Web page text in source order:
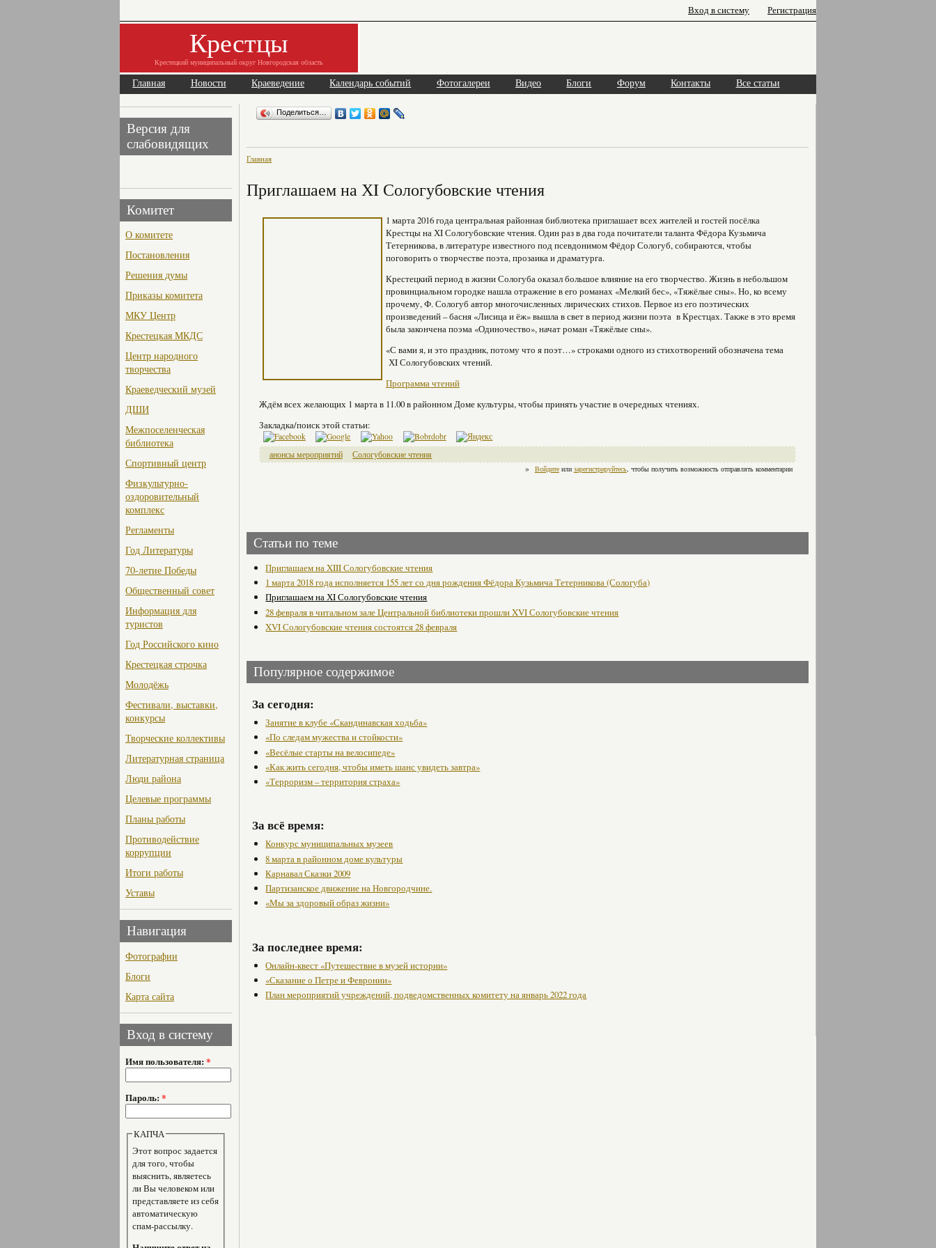
Вход в систему Регистрация
Крестцы
Крестецкий муниципальный округ Новгородская область
Главная Новости Краеведение Календарь событий Фотогалереи Видео Блоги Форум Контакты Все статьи
Версия для
слабовидящих
Комитет
О комитете
Постановления
Решения думы
Приказы комитета
МКУ Центр
Крестецкая МКДС
Центр народного
творчества
Краеведческий музей
ДШИ
Межпоселенческая
библиотека
Спортивный центр
Физкультурно-
оздоровительный
комплекс
Регламенты
Год Литературы
70-летие Победы
Общественный совет
Информация для
туристов
Год Российского кино
Крестецкая строчка
Молодёжь
Фестивали, выставки,
конкурсы
Творческие коллективы
Литературная страница
Люди района
Целевые программы
Планы работы
Противодействие
коррупции
Итоги работы
Уставы
Навигация
Фотографии
Блоги
Карта сайта
Вход в систему
Имя пользователя: *
Пароль: *
КАПЧА
Этот вопрос задается
для того, чтобы
выяснить, являетесь
ли Вы человеком или
представляете из себя
автоматическую
спам-рассылку.
Поделиться…
Главная
Приглашаем на ХI Сологубовские чтения
1 марта 2016 года центральная районная библиотека приглашает всех жителей и гостей посёлка
Крестцы на ХI Сологубовские чтения. Один раз в два года почитатели таланта Фёдора Кузьмича
Тетерникова, в литературе известного под псевдонимом Фёдор Сологуб, собираются, чтобы
поговорить о творчестве поэта, прозаика и драматурга.
Крестецкий период в жизни Сологуба оказал большое влияние на его творчество. Жизнь в небольшом
провинциальном городке нашла отражение в его романах «Мелкий бес», «Тяжёлые сны». Но, ко всему
прочему, Ф. Сологуб автор многочисленных лирических стихов. Первое из его поэтических
произведений – басня «Лисица и ёж» вышла в свет в период жизни поэта в Крестцах. Также в это время
была закончена поэма «Одиночество», начат роман «Тяжёлые сны».
«С вами я, и это праздник, потому что я поэт…» строками одного из стихотворений обозначена тема
ХI Сологубовских чтений.
Программа чтений
Ждём всех желающих 1 марта в 11.00 в районном Доме культуры, чтобы принять участие в очередных чтениях.
Закладка/поиск этой статьи:
анонсы мероприятий
Сологубовские чтения
»
Войдитеили зарегистрируйтесь, чтобы получить возможность отправлять комментарии
Статьи по теме
Приглашаем на XIII Сологубовские чтения
1 марта 2018 года исполняется 155 лет со дня рождения Фёдора Кузьмича Тетерникова (Сологуба)
Приглашаем на ХI Сологубовские чтения
28 февраля в читальном зале Центральной библиотеки прошли XVI Сологубовские чтения
XVI Сологубовские чтения состоятся 28 февраля
Популярное содержимое
За сегодня:
Занятие в клубе «Скандинавская ходьба»
«По следам мужества и стойкости»
«Весёлые старты на велосипеде»
«Как жить сегодня, чтобы иметь шанс увидеть завтра»
«Терроризм – территория страха»
За всё время:
Конкурс муниципальных музеев
8 марта в районном доме культуры
Карнавал Сказки 2009
Партизанское движение на Новгородчине.
«Мы за здоровый образ жизни»
За последнее время:
Онлайн-квест «Путешествие в музей истории»
«Сказание о Петре и Февронии»
План мероприятий учреждений, подведомственных комитету на январь 2022 года